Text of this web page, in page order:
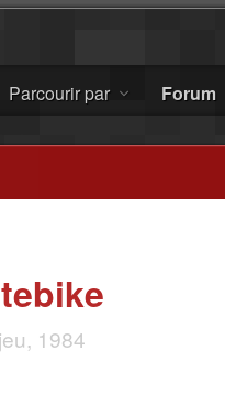
Parcourir par Forum
1984